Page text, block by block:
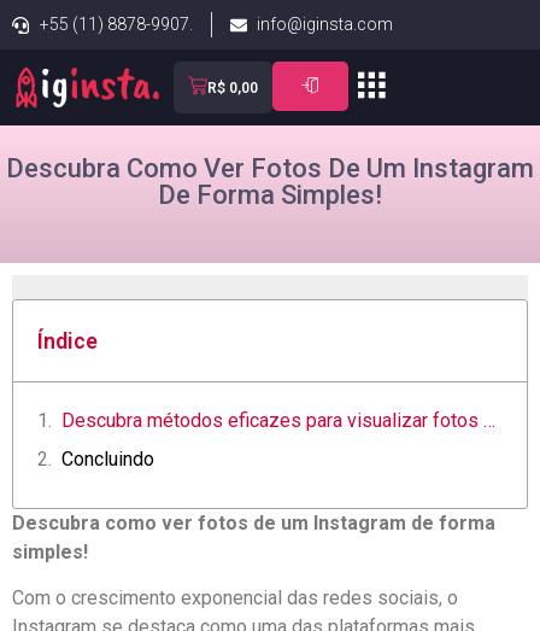
+55 (11) 8878-9907. info@iginsta.com
R$ 0,00
Descubra Como Ver Fotos De Um Instagram
De Forma Simples!
Índice
Descubra métodos ‍eficazes para visualizar fotos no Instagram com facilidade
Concluindo
Descubra como ver fotos de um Instagram⁢ de forma
simples!
Com o⁤ crescimento exponencial das ​redes ​sociais, o